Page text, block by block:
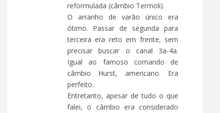
reformulada (câmbio Termoli).
O arranho de varão único era
ótimo. Passar de segunda para
terceira era reto em frente, sem
precisar buscar o canal 3a-4a.
Igual ao famoso comando de
câmbio Hurst, americano. Era
perfeito.
Entretanto, apesar de tudo o que
falei, o câmbio era considerado